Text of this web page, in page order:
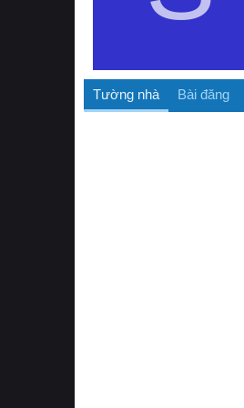
Tường nhà Bài đăng